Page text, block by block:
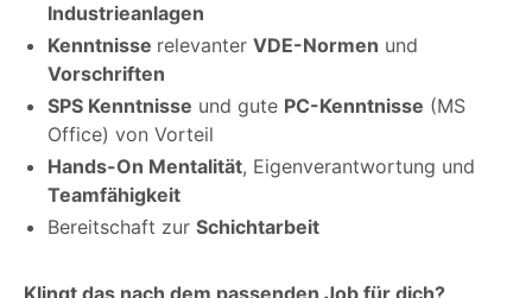
Industrieanlagen
Kenntnisse relevanter VDE-Normen und
Vorschriften
SPS Kenntnisse und gute PC-Kenntnisse (MS
Office) von Vorteil
Hands-On Mentalität, Eigenverantwortung und
Teamfähigkeit
Bereitschaft zur Schichtarbeit